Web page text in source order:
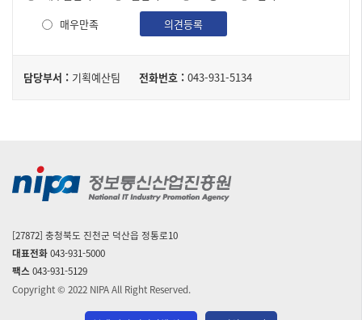
매우만족
의견등록
담
당
담당부서 : 기획예산팀 전화번호 : 043-931-5134
[27872] 충청북도 진천군 덕산읍 정통로10
대표전화043-931-5000
팩스043-931-5129
Copyright © 2022 NIPA All Right Reserved.